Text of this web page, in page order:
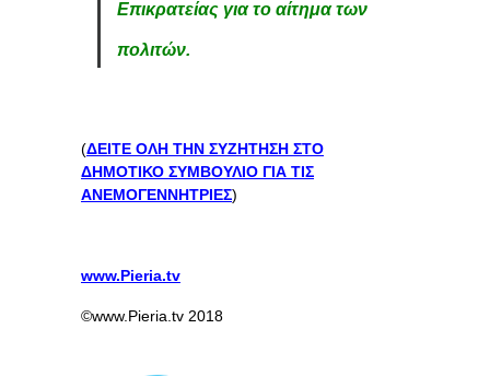
Επικρατείας για το αίτημα των
πολιτών.
(ΔΕΙΤΕ ΟΛΗ ΤΗΝ ΣΥΖΗΤΗΣΗ ΣΤΟ
ΔΗΜΟΤΙΚΟ ΣΥΜΒΟΥΛΙΟ ΓΙΑ ΤΙΣ
ΑΝΕΜΟΓΕΝΝΗΤΡΙΕΣ)
www.Pieria.tv
©www.Pieria.tv 2018